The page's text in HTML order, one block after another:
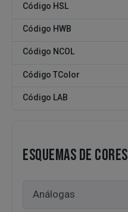
Código HSL
Código HWB
Código NCOL
Código TColor
Código LAB
ESQUEMAS DE CORES